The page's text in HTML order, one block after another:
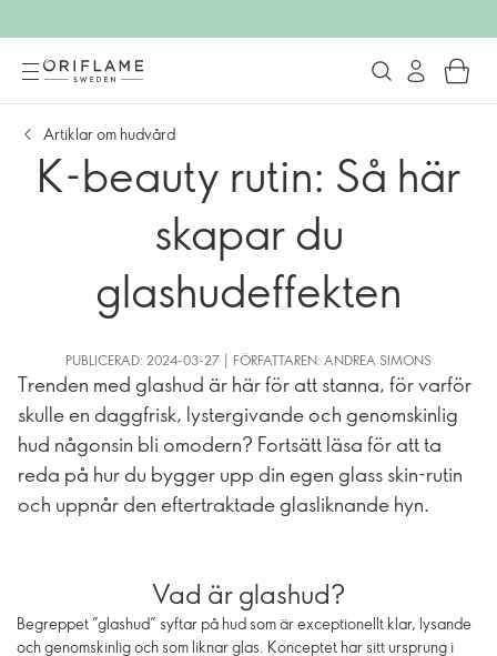
Artiklar om hudvård
K-beauty rutin: Så här
skapar du
glashudeffekten
PUBLICERAD: 2024-03-27 | FÖRFATTAREN: ANDREA SIMONS
Trenden med glashud är här för att stanna, för varför
skulle en daggfrisk, lystergivande och genomskinlig
hud någonsin bli omodern? Fortsätt läsa för att ta
reda på hur du bygger upp din egen glass skin-rutin
och uppnår den eftertraktade glasliknande hyn.
Vad är glashud?
Begreppet ”glashud” syftar på hud som är exceptionellt klar, lysande
och genomskinlig och som liknar glas. Konceptet har sitt ursprung i